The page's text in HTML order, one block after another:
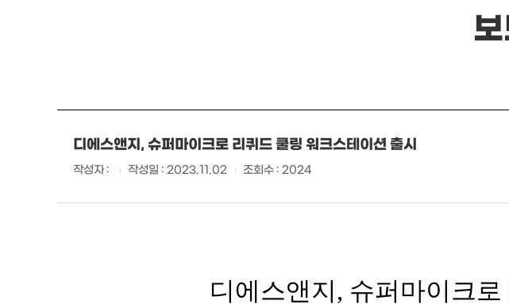
디에스앤지, 슈퍼마이크로 리퀴드 쿨링 워크스테이션 출시
작성자 : 작성일 : 2023.11.02 조회수 : 2024
디에스앤지 , 슈퍼마이크로